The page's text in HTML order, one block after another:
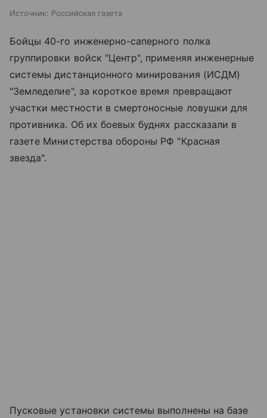
Источник: Российская газета
Бойцы 40-го инженерно-саперного полка
группировки войск "Центр", применяя инженерные
системы дистанционного минирования (ИСДМ)
"Земледелие", за короткое время превращают
участки местности в смертоносные ловушки для
противника. Об их боевых буднях рассказали в
газете Министерства обороны РФ "Красная
звезда".
Пусковые установки системы выполнены на базе